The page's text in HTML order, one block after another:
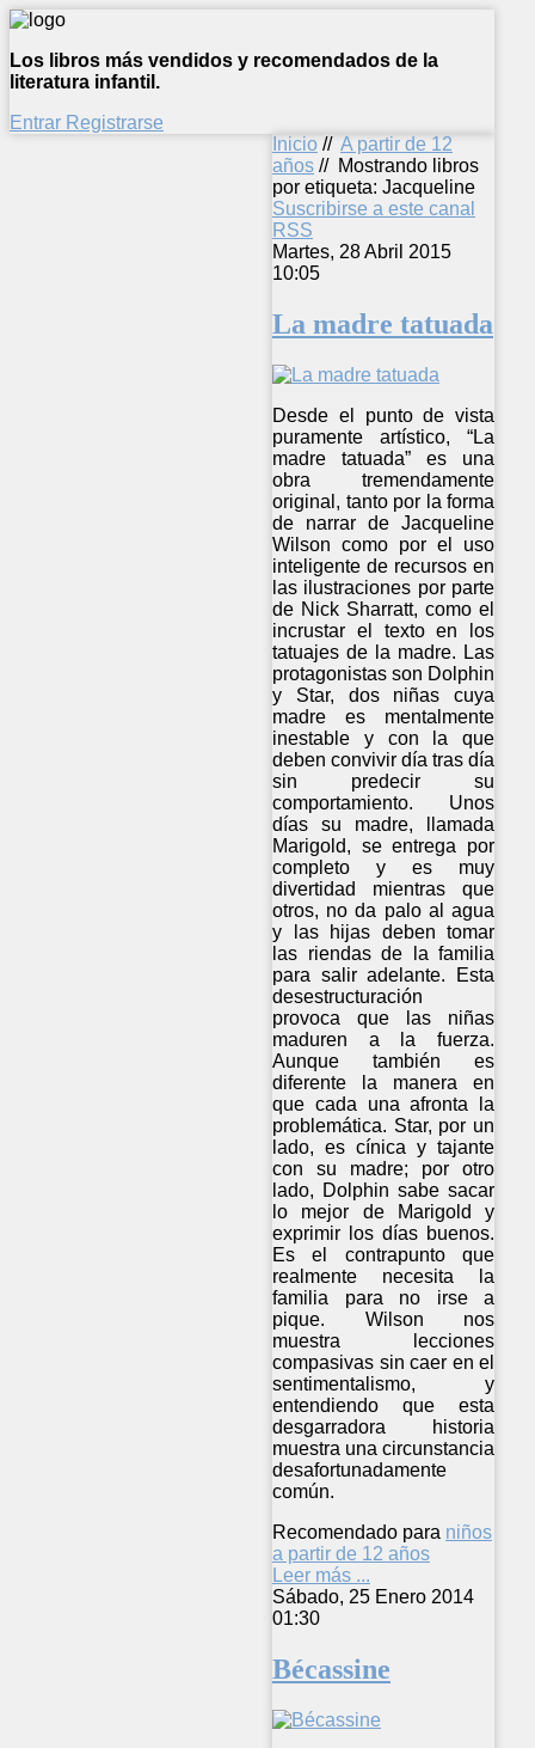
Los libros más vendidos y recomendados de la
literatura infantil.
Entrar Registrarse
Inicio // A partir de 12
años // Mostrando libros
por etiqueta: Jacqueline
Suscribirse a este canal
RSS
Martes, 28 Abril 2015
10:05
La madre tatuada
Desde el punto de vista
puramente artístico, “La
madre tatuada” es una
obra tremendamente
original, tanto por la forma
de narrar de Jacqueline
Wilson como por el uso
inteligente de recursos en
las ilustraciones por parte
de Nick Sharratt, como el
incrustar el texto en los
tatuajes de la madre. Las
protagonistas son Dolphin
y Star, dos niñas cuya
madre es mentalmente
inestable y con la que
deben convivir día tras día
sin predecir su
comportamiento. Unos
días su madre, llamada
Marigold, se entrega por
completo y es muy
divertidad mientras que
otros, no da palo al agua
y las hijas deben tomar
las riendas de la familia
para salir adelante. Esta
desestructuración
provoca que las niñas
maduren a la fuerza.
Aunque también es
diferente la manera en
que cada una afronta la
problemática. Star, por un
lado, es cínica y tajante
con su madre; por otro
lado, Dolphin sabe sacar
lo mejor de Marigold y
exprimir los días buenos.
Es el contrapunto que
realmente necesita la
familia para no irse a
pique. Wilson nos
muestra lecciones
compasivas sin caer en el
sentimentalismo, y
entendiendo que esta
desgarradora historia
muestra una circunstancia
desafortunadamente
común.
Recomendado para niños
a partir de 12 años
Leer más ...
Sábado, 25 Enero 2014
01:30
Bécassine